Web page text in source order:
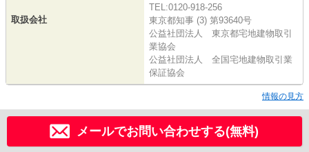
取扱会社
TEL:0120-918-256
東京都知事 (3) 第93640号
公益社団法人 東京都宅地建物取引
業協会
公益社団法人 全国宅地建物取引業
保証協会
情報の見方
メールでお問い合わせする(無料)